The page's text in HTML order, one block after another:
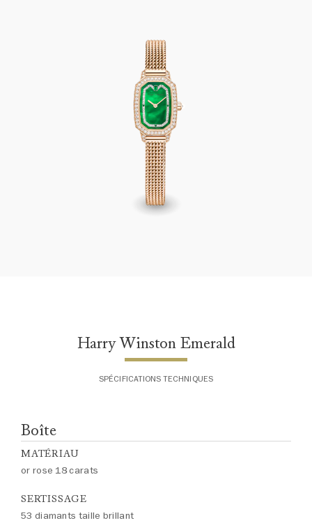
Harry Winston Emerald
SPÉCIFICATIONS TECHNIQUES
Boîte
MATÉRIAU
or rose 18 carats
SERTISSAGE
53 diamants taille brillant